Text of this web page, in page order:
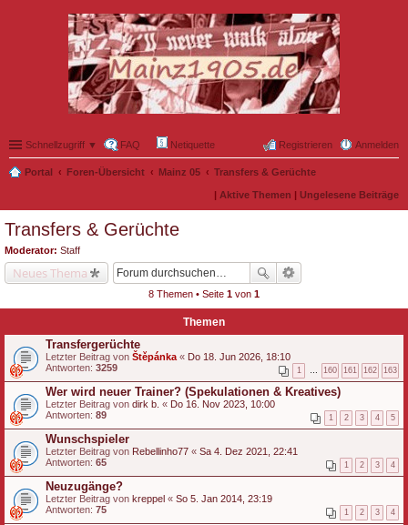
Schnellzugriff ▼ FAQ Netiquette Anmelden
Registrieren
Portal Foren-Übersicht Mainz 05 Transfers & Gerüchte
| Aktive Themen | Ungelesene Beiträge
Transfers & Gerüchte
Moderator: Staff
Neues Thema
8 Themen • Seite 1 von 1
Themen
Transfergerüchte
Letzter Beitrag von Štěpánka « Do 18. Jun 2026, 18:10
Antworten: 3259 1 160 161 162 163
Wer wird neuer Trainer? (Spekulationen & Kreatives)
Letzter Beitrag von dirk b. « Do 16. Nov 2023, 10:00
Antworten: 89 1 2 3 4 5
Wunschspieler
Letzter Beitrag von Rebellinho77 « Sa 4. Dez 2021, 22:41
Antworten: 65 1 2 3 4
Neuzugänge?
Letzter Beitrag von kreppel « So 5. Jan 2014, 23:19
Antworten: 75 1 2 3 4